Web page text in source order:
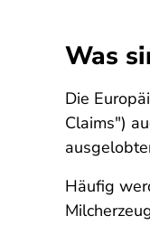
Was
Die
Claims")
Häufig